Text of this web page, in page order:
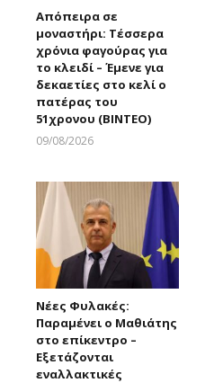
Απόπειρα σε
μοναστήρι: Τέσσερα
χρόνια φαγούρας για
το κλειδί – Έμενε για
δεκαετίες στο κελί ο
πατέρας του
51χρονου (ΒΙΝΤΕΟ)
09/08/2026
Νέες Φυλακές:
Παραμένει ο Μαθιάτης
στο επίκεντρο –
Εξετάζονται
εναλλακτικές